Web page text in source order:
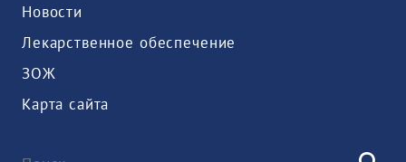
Новости
Лекарственное обеспечение
ЗОЖ
Карта сайта